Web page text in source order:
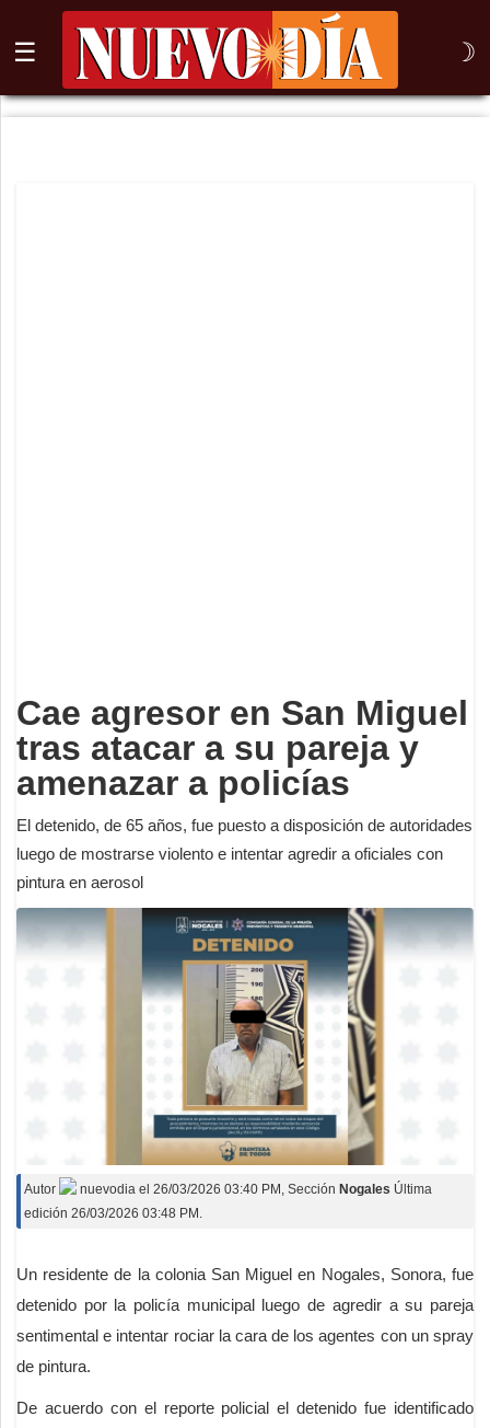
☰ ☽
⌕
Cae agresor en San Miguel
tras atacar a su pareja y
amenazar a policías
El detenido, de 65 años, fue puesto a disposición de autoridades
luego de mostrarse violento e intentar agredir a oficiales con
pintura en aerosol
Autor nuevodia el 26/03/2026 03:40 PM , Sección Nogales Última
edición 26/03/2026 03:48 PM.
Un residente de la colonia San Miguel en Nogales, Sonora, fue
detenido por la policía municipal luego de agredir a su pareja
sentimental e intentar rociar la cara de los agentes con un spray
de pintura.
De acuerdo con el reporte policial el detenido fue identificado